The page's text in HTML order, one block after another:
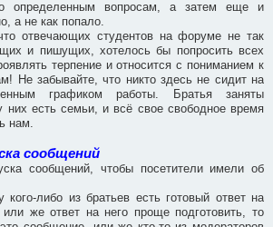
определенным вопросам, а затем еще и
а не как попало.
отвечающих студентов на форуме не так
и пишущих, хотелось бы попросить всех
терпение и относится с пониманием к
Не забывайте, что никто здесь не сидит на
графиком работы. Братья заняты
них есть семьи, и всё свое свободное время
нам.
сообщений
сообщений, чтобы посетители имели об
кого-либо из братьев есть готовый ответ на
же ответ на него проще подготовить, то